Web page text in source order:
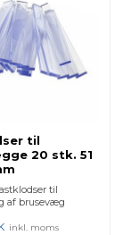
til
20 stk. 51
til
af brusevæg
inkl. moms